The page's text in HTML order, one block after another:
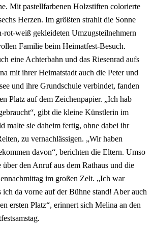
Mit pastellfarbenen Holzstiften colorierte
Herzen. Im größten strahlt die Sonne
rot-weiß gekleideten Umzugsteilnehmern
Familie beim Heimatfest-Besuch.
eine Achterbahn und das Riesenrad aufs
mit ihrer Heimatstadt auch die Peter und
und ihre Grundschule verbindet, fanden
Platz auf dem Zeichenpapier. „Ich hab
gibt die kleine Künstlerin im
malte sie daheim fertig, ohne dabei ihr
zu vernachlässigen. „Wir haben
davon“, berichten die Eltern. Umso
über den Anruf aus dem Rathaus und die
im großen Zelt. „Ich war
ich da vorne auf der Bühne stand! Aber auch
ersten Platz“, erinnert sich Melina an den